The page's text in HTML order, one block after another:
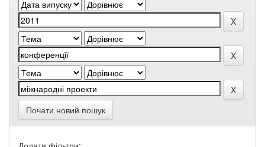
Почати новий пошук